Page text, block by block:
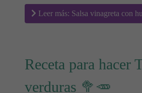
Leer más: Salsa vinagreta con
Receta para hacer
verduras 🥦🥕